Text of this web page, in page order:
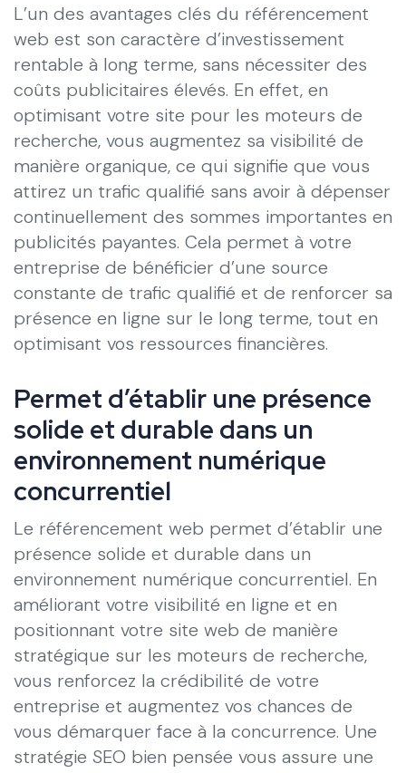
L’un des avantages clés du référencement
web est son caractère d’investissement
rentable à long terme, sans nécessiter des
coûts publicitaires élevés. En effet, en
optimisant votre site pour les moteurs de
recherche, vous augmentez sa visibilité de
manière organique, ce qui signifie que vous
attirez un trafic qualifié sans avoir à dépenser
continuellement des sommes importantes en
publicités payantes. Cela permet à votre
entreprise de bénéficier d’une source
constante de trafic qualifié et de renforcer sa
présence en ligne sur le long terme, tout en
optimisant vos ressources financières.
Permet d’établir une présence
solide et durable dans un
environnement numérique
concurrentiel
Le référencement web permet d’établir une
présence solide et durable dans un
environnement numérique concurrentiel. En
améliorant votre visibilité en ligne et en
positionnant votre site web de manière
stratégique sur les moteurs de recherche,
vous renforcez la crédibilité de votre
entreprise et augmentez vos chances de
vous démarquer face à la concurrence. Une
stratégie SEO bien pensée vous assure une